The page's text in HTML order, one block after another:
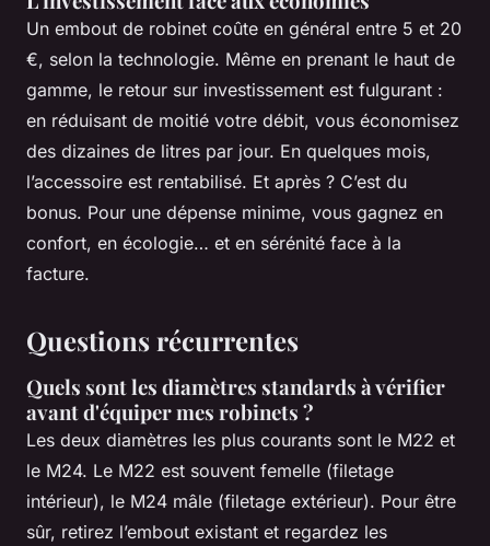
Un embout de robinet coûte en général entre 5 et 20
€, selon la technologie. Même en prenant le haut de
gamme, le retour sur investissement est fulgurant :
en réduisant de moitié votre débit, vous économisez
des dizaines de litres par jour. En quelques mois,
l’accessoire est rentabilisé. Et après ? C’est du
bonus. Pour une dépense minime, vous gagnez en
confort, en écologie… et en sérénité face à la
facture.
Questions récurrentes
Quels sont les diamètres standards à vérifier
avant d'équiper mes robinets ?
Les deux diamètres les plus courants sont le M22 et
le M24. Le M22 est souvent femelle (filetage
intérieur), le M24 mâle (filetage extérieur). Pour être
sûr, retirez l’embout existant et regardez les